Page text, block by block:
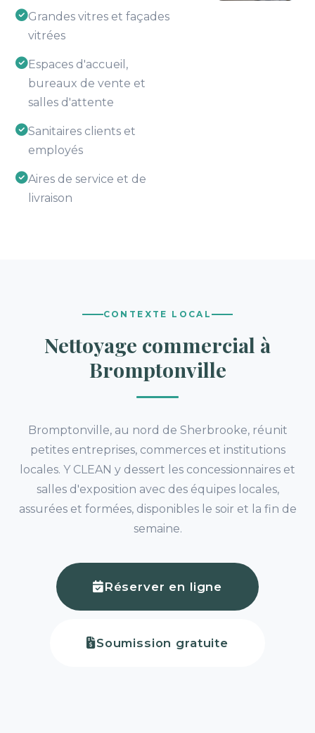
Grandes vitres et façades
vitrées
Espaces d'accueil,
bureaux de vente et
salles d'attente
Sanitaires clients et
employés
Aires de service et de
livraison
CONTEXTE LOCAL
Nettoyage commercial à
Bromptonville
Bromptonville, au nord de Sherbrooke, réunit
petites entreprises, commerces et institutions
locales. Y CLEAN y dessert les concessionnaires et
salles d'exposition avec des équipes locales,
assurées et formées, disponibles le soir et la fin de
semaine.
Réserver en ligne
Soumission gratuite